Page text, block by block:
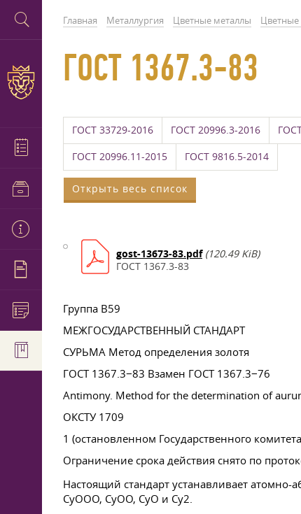
Главная Металлургия Цветные металлы Цветные
ГОСТ 1367.3-83
ГОСТ 33729-2016 ГОСТ 20996.3-2016
ГОСТ 20996.11-2015 ГОСТ 9816.5-2014
Открыть весь список
gost-13673-83.pdf (120.49 KiB)
ГОСТ 1367.3-83
Группа В59
МЕЖГОСУДАРСТВЕННЫЙ СТАНДАРТ
СУРЬМА Метод определения золотя
ГОСТ 1367.3−83 Взамен ГОСТ 1367.3−76
Antimony. Method for the determination of
ОКСТУ 1709
1 (остановленном Государственного
Ограничение срока действия снято по
Настоящий стандарт устанавливает
СуООО, СуОО, СуО и Су2.